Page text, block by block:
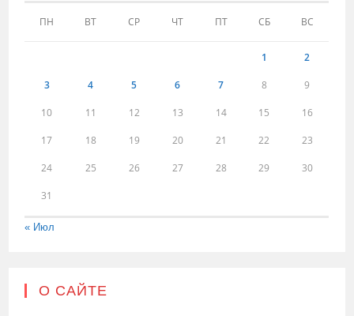
ПН ВТ СР ЧТ ПТ СБ ВС
1 2
3 4 5 6 7 8 9
10 11 12 13 14 15 16
17 18 19 20 21 22 23
24 25 26 27 28 29 30
31
« Июл
О САЙТЕ